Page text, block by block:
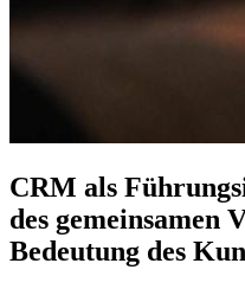
CRM als
des gemeinsamen
Bedeutung des